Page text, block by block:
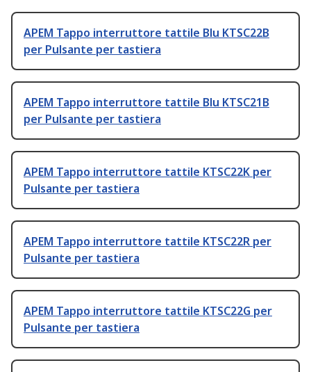
APEM Tappo interruttore tattile Blu KTSC22B
per Pulsante per tastiera
APEM Tappo interruttore tattile Blu KTSC21B
per Pulsante per tastiera
APEM Tappo interruttore tattile KTSC22K per
Pulsante per tastiera
APEM Tappo interruttore tattile KTSC22R per
Pulsante per tastiera
APEM Tappo interruttore tattile KTSC22G per
Pulsante per tastiera